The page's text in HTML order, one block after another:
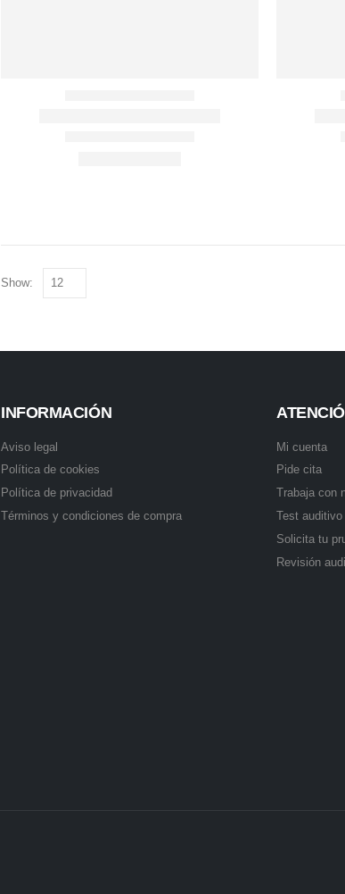
Show:
INFORMACIÓN
Aviso legal
Política de cookies
Política de privacidad
Términos y condiciones de compra
Mi cuenta
Pide cita
Trabaja con
Test auditivo
Solicita tu
Revisión